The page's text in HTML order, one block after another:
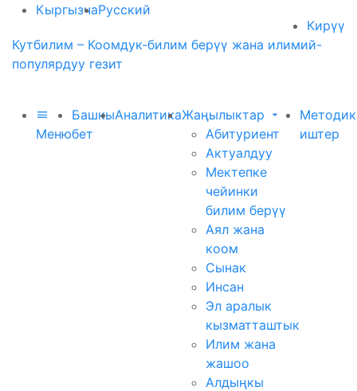
КыргызчаРусский
Кирүү
Кутбилим – Коомдук-билим берүү жана илимий-
популярдуу гезит
Меню
Башкы
бет
АналитикаЖаңылыктар
Абитуриент
Актуалдуу
Мектепке
чейинки
билим берүү
Аял жана
коом
Сынак
Инсан
Эл аралык
кызматташтык
Илим жана
жашоо
Алдыңкы
иштер